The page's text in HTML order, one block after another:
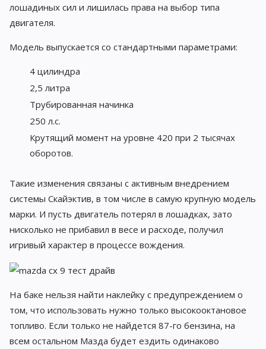
лошадиных сил и лишилась права на выбор типа
двигателя.
Модель выпускается со стандартными параметрами:
4 цилиндра
2,5 литра
Трубированная начинка
250 л.с.
Крутящий момент на уровне 420 при 2 тысячах
оборотов.
Такие изменения связаны с активным внедрением
системы Скайэктив, в том числе в самую крупную модель
марки. И пусть двигатель потерял в лошадках, зато
нисколько не прибавил в весе и расходе, получил
игривый характер в процессе вождения.
На баке нельзя найти наклейку с предупреждением о
том, что использовать нужно только высокооктановое
топливо. Если только не найдется 87-го бензина, на
всем остальном Мазда будет ездить одинаково